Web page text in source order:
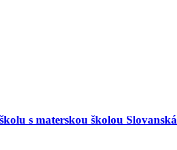
s materskou školou Slovanská